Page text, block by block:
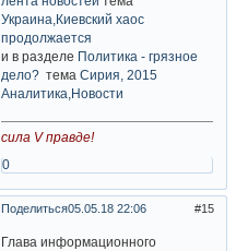
Украина,Киевский хаос
продолжается
и в разделе Политика - грязное
дело? темаСирия, 2015
Аналитика,Новости
сила V правде!
0
Поделиться 15
05.05.18 22:06
Глава информационного